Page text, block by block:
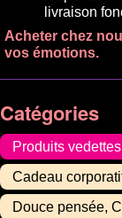
livraison
Acheter chez
vos émotions.
Catégories
Produits vedettes
Cadeau
Douce pensée,